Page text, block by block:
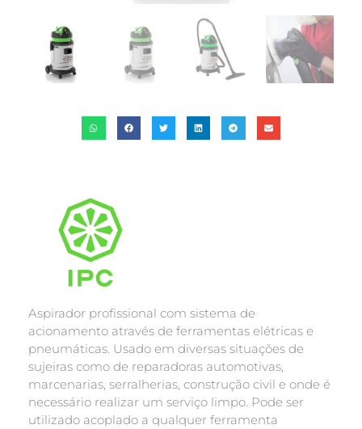
Aspirador profissional com sistema de
acionamento através de ferramentas elétricas e
pneumáticas. Usado em diversas situações de
sujeiras como de reparadoras automotivas,
marcenarias, serralherias, construção civil e onde é
necessário realizar um serviço limpo. Pode ser
utilizado acoplado a qualquer ferramenta